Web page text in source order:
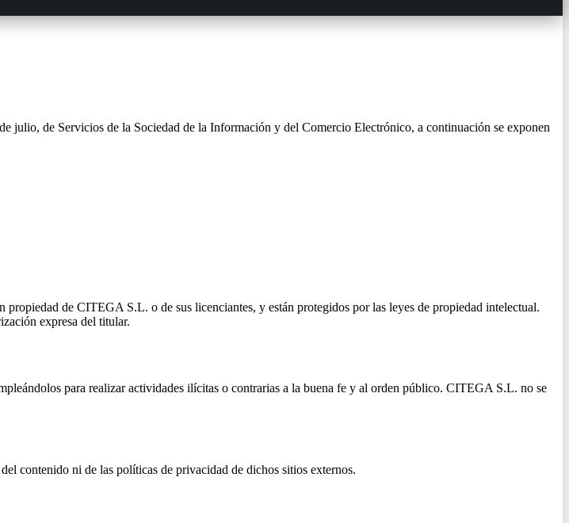
de Servicios de la Sociedad de la Información y del Comercio Electrónico, a continuación se exponen
de CITEGA S.L. o de sus licenciantes, y están protegidos por las leyes de propiedad intelectual.
expresa del titular.
para realizar actividades ilícitas o contrarias a la buena fe y al orden público. CITEGA S.L. no se
contenido ni de las políticas de privacidad de dichos sitios externos.